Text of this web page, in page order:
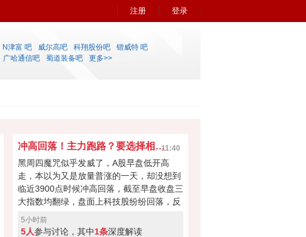
注册 登录
N津富 吧 威尔高吧 科翔股份吧
锴威特 吧
广哈通信吧 蜀道装备吧 更多>>
冲高回落！主力跑路？要选择相信A股吗？11:40
黑周四魔咒似乎发威了，A股早盘低开高
走，本以为又是放量普涨的一天，却没想到
临近3900点时候冲高回落，截至早盘收盘三
大指数均翻绿，盘面上科技股纷纷回落，反
而煤炭、医药商业和种植业板块拉升。其实
今天大盘走弱也属意料之中，连涨两日后获
5小时前
5人参与讨论，其中1条深度解读